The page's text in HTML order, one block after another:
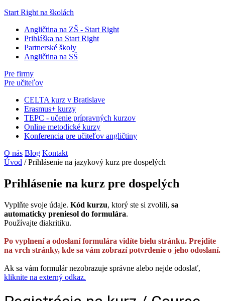
Start Right na školách
Angličtina na ZŠ - Start Right
Prihláška na Start Right
Partnerské školy
Angličtina na SŠ
Pre firmy
Pre učiteľov
CELTA kurz v Bratislave
Erasmus+ kurzy
TEPC - učenie prípravných kurzov
Online metodické kurzy
Konferencia pre učiteľov angličtiny
O nás Blog Kontakt
Úvod /Prihlásenie na jazykový kurz pre dospelých
Prihlásenie na kurz pre dospelých
Vyplňte svoje údaje. Kód kurzu, ktorý ste si zvolili, sa
automaticky preniesol do formulára.
Používajte diakritiku.
Po vyplnení a odoslaní formulára vidíte bielu stránku. Prejdite
na vrch stránky, kde sa vám zobrazí potvrdenie o jeho odoslaní.
Ak sa vám formulár nezobrazuje správne alebo nejde odoslať,
kliknite na externý odkaz.